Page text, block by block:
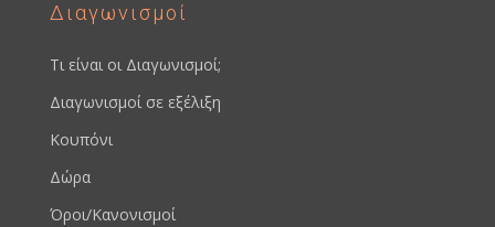
Διαγωνισμοί
Τι είναι οι Διαγωνισμοί;
Διαγωνισμοί σε εξέλιξη
Κουπόνι
Δώρα
Όροι/Κανονισμοί